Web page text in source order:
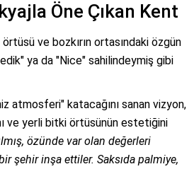
Öne Çıkan Kent
ve bozkırın ortasındaki özgün
ya da "Nice" sahilindeymiş gibi
atmosferi" katacağını sanan vizyon,
ve yerli bitki örtüsünün estetiğini
özünde var olan değerleri
şehir inşa ettiler. Saksıda palmiye,